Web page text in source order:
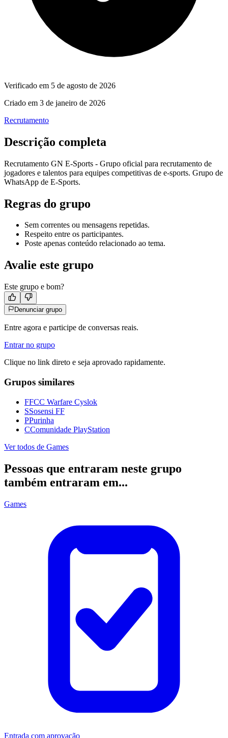
Verificado em 5 de agosto de 2026
Criado em 3 de janeiro de 2026
Recrutamento
Descrição completa
Recrutamento GN E‑Sports - Grupo oficial para recrutamento de
jogadores e talentos para equipes competitivas de e‑sports. Grupo de
WhatsApp de E‑Sports.
Regras do grupo
Sem correntes ou mensagens repetidas.
Respeito entre os participantes.
Poste apenas conteúdo relacionado ao tema.
Avalie este grupo
Este grupo e bom?
Denunciar grupo
Entre agora e participe de conversas reais.
Entrar no grupo
Clique no link direto e seja aprovado rapidamente.
Grupos similares
FFCC Warfare Cyslok
SSosensi FF
PPurinha
CComunidade PlayStation
Ver todos de Games
Pessoas que entraram neste grupo
também entraram em...
Games
Entrada com aprovação